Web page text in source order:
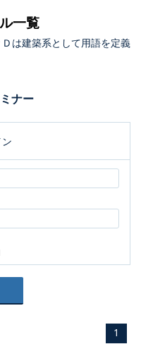
一覧
は建築系として用語を定義
ナー
1